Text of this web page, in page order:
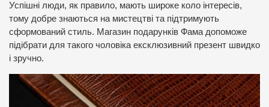
Успішні люди, як правило, мають широке коло інтересів,
тому добре знаються на мистецтві та підтримують
сформований стиль. Магазин подарунків Фама допоможе
підібрати для такого чоловіка ексклюзивний презент швидко
і зручно.